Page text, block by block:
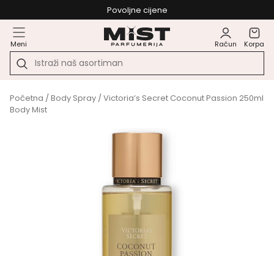
Povoljne cijene
Meni Račun Korpa
Početna /Body Spray / Victoria’s Secret Coconut Passion 250ml
Body Mist